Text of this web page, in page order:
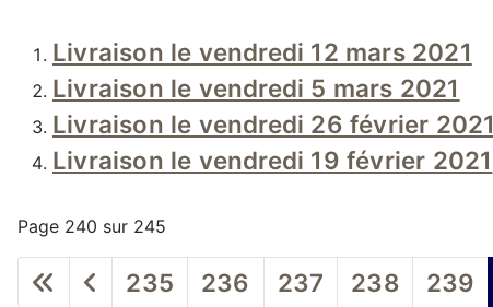
Livraison le vendredi 12 mars 2021
Livraison le vendredi 5 mars 2021
Livraison le vendredi 26 février 2021
Livraison le vendredi 19 février 2021
Page 240 sur 245
235 236 237 238 239